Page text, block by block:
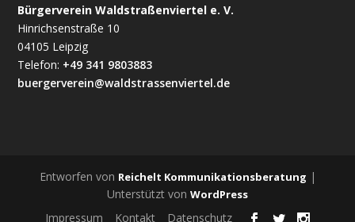
Bürgerverein Waldstraßenviertel e. V.
Hinrichsenstraße 10
04105 Leipzig
Telefon: +49 341 9803883
buergerverein@waldstrassenviertel.de
Entworfen von Reichelt Kommunikationsberatung |
Unterstützt von WordPress
Impressum Kontakt Datenschutz